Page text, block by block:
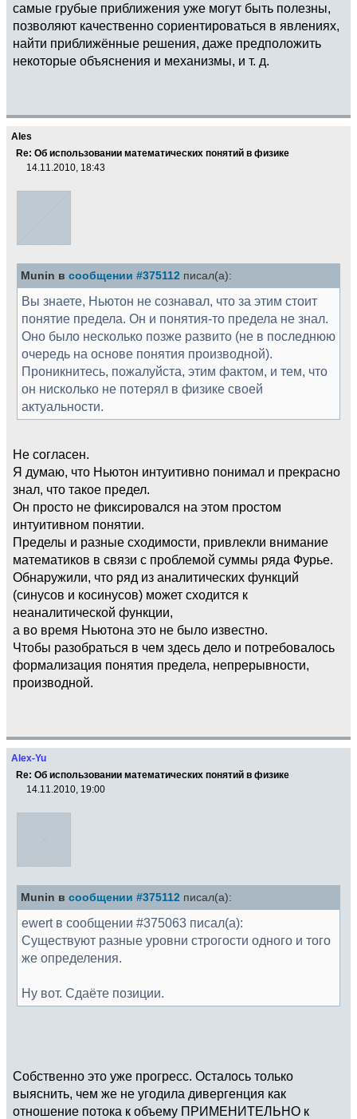
самые грубые приближения уже могут быть полезны,
позволяют качественно сориентироваться в явлениях,
найти приближённые решения, даже предположить
некоторые объяснения и механизмы, и т. д.
Ales
Re: Об использовании математических понятий в физике
14.11.2010, 18:43
Munin в сообщении #375112 писал(а):
Вы знаете, Ньютон не сознавал, что за этим стоит
понятие предела. Он и понятия-то предела не знал.
Оно было несколько позже развито (не в последнюю
очередь на основе понятия производной).
Проникнитесь, пожалуйста, этим фактом, и тем, что
он нисколько не потерял в физике своей
актуальности.
Не согласен.
Я думаю, что Ньютон интуитивно понимал и прекрасно
знал, что такое предел.
Он просто не фиксировался на этом простом
интуитивном понятии.
Пределы и разные сходимости, привлекли внимание
математиков в связи с проблемой суммы ряда Фурье.
Обнаружили, что ряд из аналитических функций
(синусов и косинусов) может сходится к
неаналитической функции,
а во время Ньютона это не было известно.
Чтобы разобраться в чем здесь дело и потребовалось
формализация понятия предела, непрерывности,
производной.
Alex-Yu
Re: Об использовании математических понятий в физике
14.11.2010, 19:00
Munin в сообщении #375112 писал(а):
ewert в сообщении #375063 писал(а):
Существуют разные уровни строгости одного и того
же определения.
Ну вот. Сдаёте позиции.
Собственно это уже прогресс. Осталось только
выяснить, чем же не угодила дивергенция как
отношение потока к объему ПРИМЕНИТЕЛЬНО к